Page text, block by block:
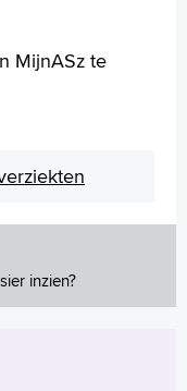
MijnASz te
inzien?